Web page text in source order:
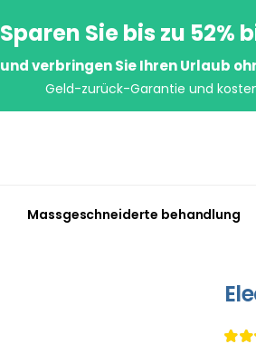
Sparen Sie bis zu 52%
und verbringen Sie Ihren Urlaub
Geld-zurück-Garantie und
Massgeschneiderte behandlung